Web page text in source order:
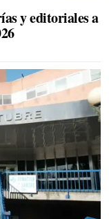
y editoriales a